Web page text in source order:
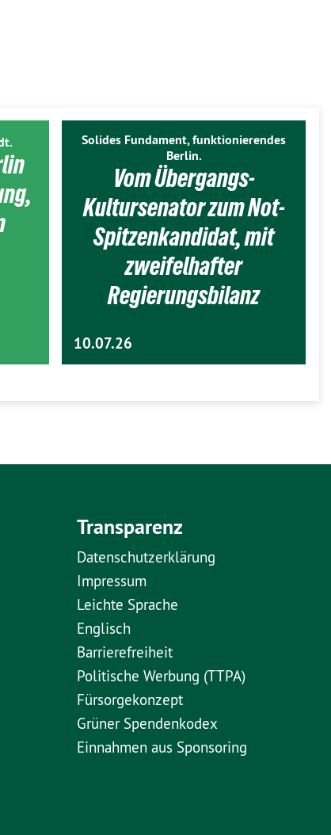
Solides Fundament, funktionierendes
Berlin.
Vom Übergangs-
Kultursenator zum Not-
Spitzenkandidat, mit
zweifelhafter
Regierungsbilanz
10.07.26
Transparenz
Datenschutzerklärung
Impressum
Leichte Sprache
Englisch
Barrierefreiheit
Politische Werbung (TTPA)
Fürsorgekonzept
Grüner Spendenkodex
Einnahmen aus Sponsoring